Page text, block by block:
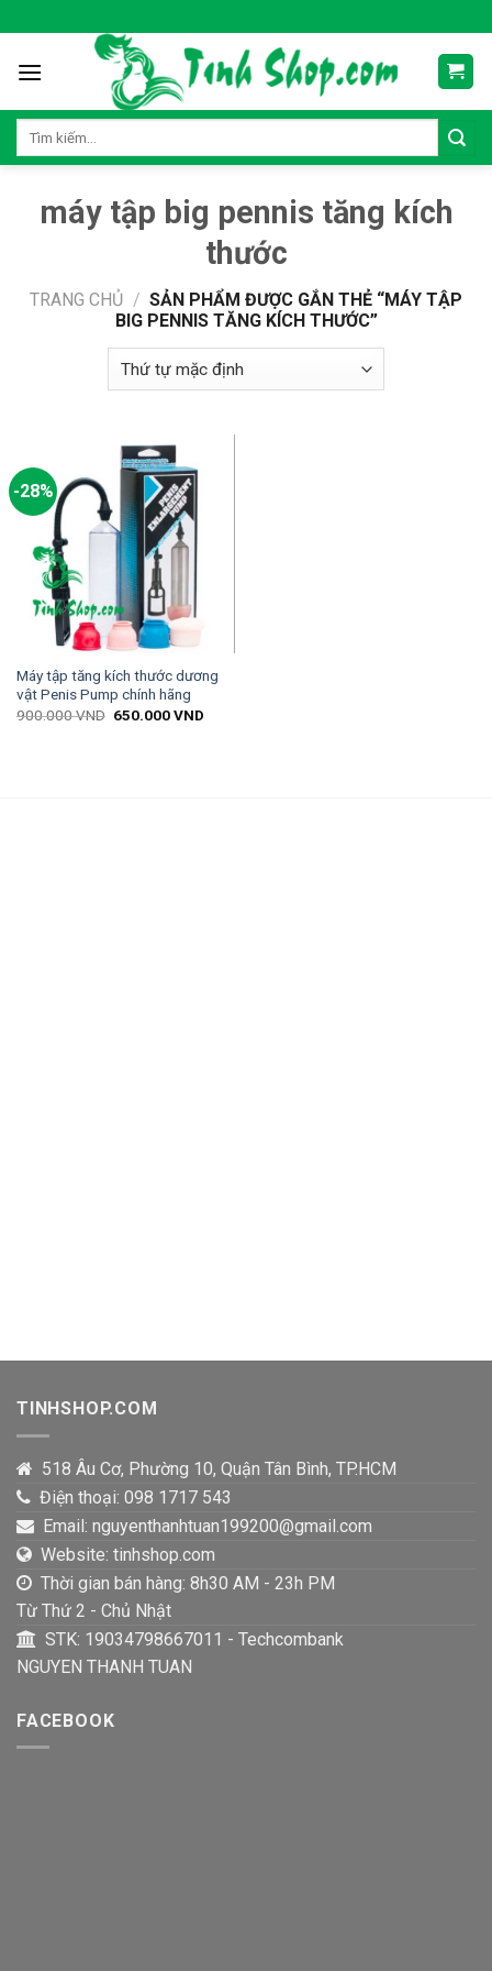
content
Tìm
máy tập big pennis tăng kích
thước
TRANG CHỦ / SẢN PHẨM ĐƯỢC GẮN THẺ “MÁY TẬP
BIG PENNIS TĂNG KÍCH THƯỚC”
-28%
Máy tập tăng kích thước dương
vật Penis Pump chính hãng
900.000VND 650.000VND
TINHSHOP.COM
518 Âu Cơ, Phường 10, Quận Tân Bình, TP.HCM
Điện thoại: 098 1717 543
Email: nguyenthanhtuan199200@gmail.com
Website: tinhshop.com
Thời gian bán hàng: 8h30 AM - 23h PM
Từ Thứ 2 - Chủ Nhật
STK: 19034798667011 - Techcombank
NGUYEN THANH TUAN
FACEBOOK